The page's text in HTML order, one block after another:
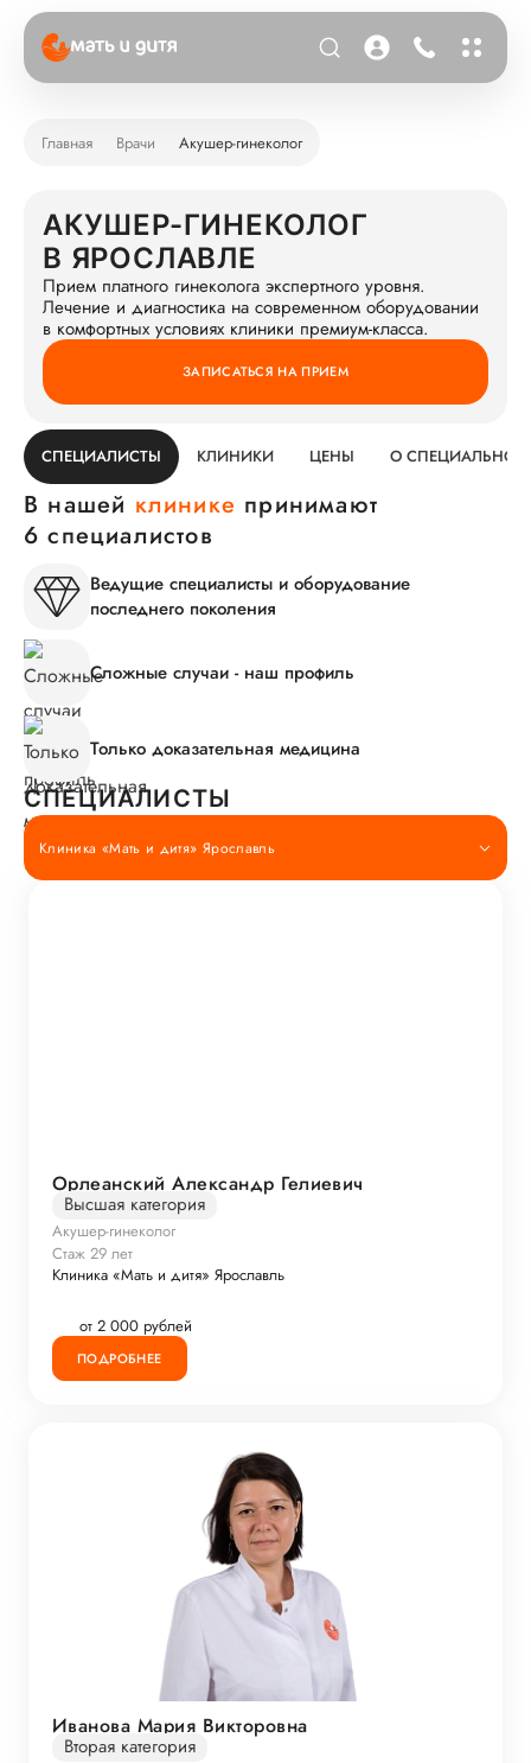
Главная Врачи Акушер-гинеколог
АКУШЕР-ГИНЕКОЛОГ
В ЯРОСЛАВЛЕ
Прием платного гинеколога экспертного уровня.
Лечение и диагностика на современном оборудовании
в комфортных условиях клиники премиум-класса.
ЗАПИСАТЬСЯ НА ПРИЕМ
СПЕЦИАЛИСТЫ КЛИНИКИ ЦЕНЫ О
В нашей клинике принимают
6 специалистов
Ведущие специалисты и оборудование
последнего поколения
Сложные случаи - наш профиль
Только доказательная медицина
СПЕЦИАЛИСТЫ
Клиника «Мать и дитя» Ярославль
Орлеанский Александр Гелиевич
Высшая категория
Акушер-гинеколог
Стаж 29 лет
Клиника «Мать и дитя» Ярославль
от 2 000 рублей
ПОДРОБНЕЕ
Иванова Мария Викторовна
Вторая категория